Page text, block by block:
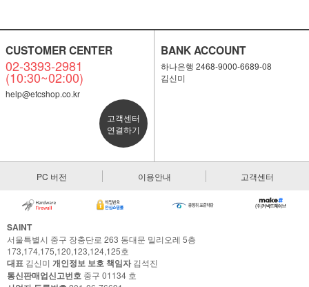
CUSTOMER CENTER
02-3393-2981
(10:30~02:00)
help@etcshop.co.kr
고객센터
연결하기
BANK ACCOUNT
하나은행 2468-9000-6689-08
김신미
PC 버전 이용안내 고객센터
SAINT
서울특별시 중구 장충단로 263 동대문 밀리오레 5층
173,174,175,120,123,124,125호
대표 김신미 개인정보 보호 책임자김석진
통신판매업신고번호 중구 01134 호